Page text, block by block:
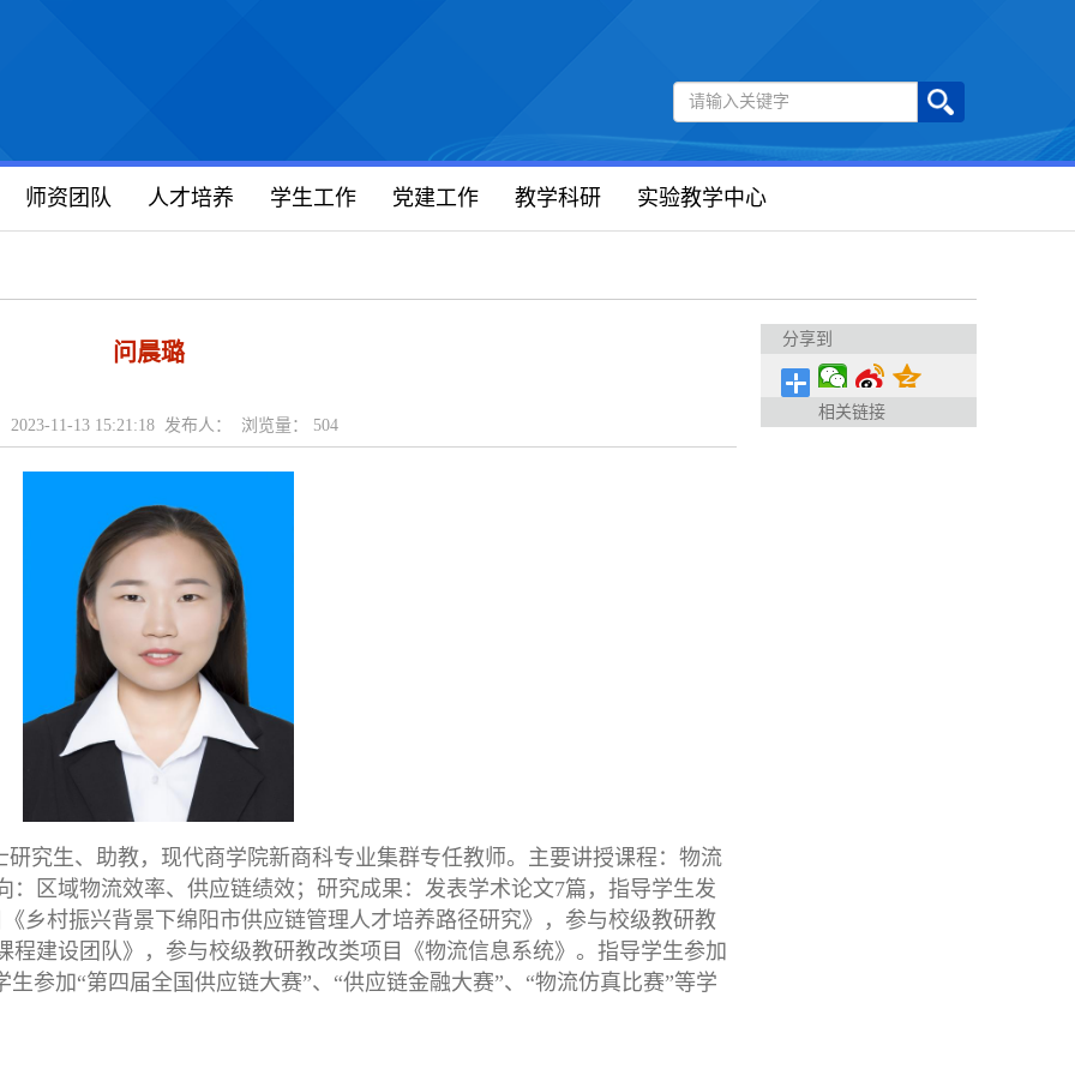
师资团队 人才培养 学生工作 党建工作 教学科研 实验教学中心
问晨璐
2023-11-13 15:21:18 发布人： 浏览量： 504
研究生、助教，现代商学院新商科专业集群专任教师。主要讲授课程：物流
区域物流效率、供应链绩效；研究成果：发表学术论文7篇，指导学生发
乡村振兴背景下绵阳市供应链管理人才培养路径研究》，参与校级教研教
建设团队》，参与校级教研教改类项目《物流信息系统》。指导学生参加
参加“第四届全国供应链大赛”、“供应链金融大赛”、“物流仿真比赛”等学
分享到
相关链接